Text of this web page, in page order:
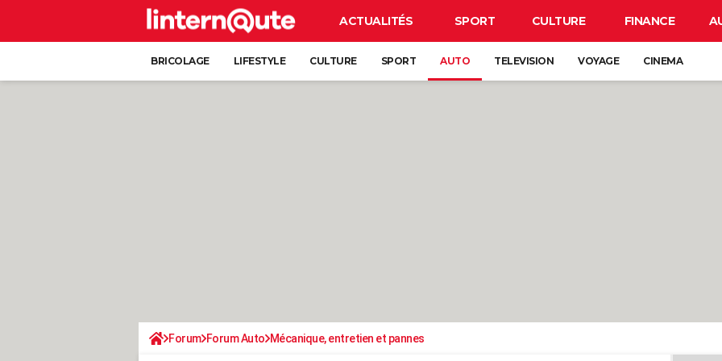
ACTUALITÉS SPORT CULTURE FINANCE
BRICOLAGE LIFESTYLE CULTURE SPORT AUTO TELEVISION VOYAGE CINEMA
Forum Forum Auto Mécanique, entretien et pannes